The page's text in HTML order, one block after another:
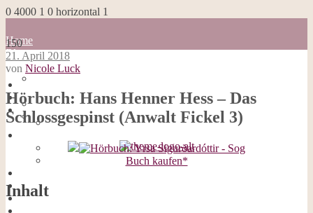
0 4000 1 0 horizontal 1
Home
Blog
about me
Impressum
Datenschutzerklärung
Cookies
Galerie
Opal-Abos
Strickblogs
Hörbücher
150
Home
Blog
about me
100 Dinge
Datenschutzerklärung
Opal-Abos
Strickblogs
21. April 2018
von Nicole Luck
Hörbuch: Hans Henner Hess – Das
Schlossgespinst (Anwalt Fickel 3)
Buch kaufen*
Inhalt